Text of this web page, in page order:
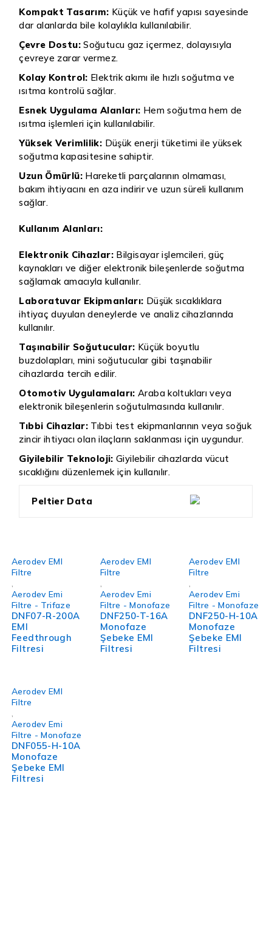
Kompakt Tasarım: Küçük ve hafif yapısı sayesinde
dar alanlarda bile kolaylıkla kullanılabilir.
Çevre Dostu:Soğutucu gaz içermez, dolayısıyla
çevreye zarar vermez.
Kolay Kontrol: Elektrik akımı ile hızlı soğutma ve
ısıtma kontrolü sağlar.
Esnek Uygulama Alanları: Hem soğutma hem de
ısıtma işlemleri için kullanılabilir.
Yüksek Verimlilik: Düşük enerji tüketimi ile yüksek
soğutma kapasitesine sahiptir.
Uzun Ömürlü:Hareketli parçalarının olmaması,
bakım ihtiyacını en aza indirir ve uzun süreli kullanım
sağlar.
Kullanım Alanları:
Elektronik Cihazlar:Bilgisayar işlemcileri, güç
kaynakları ve diğer elektronik bileşenlerde soğutma
sağlamak amacıyla kullanılır.
Laboratuvar Ekipmanları: Düşük sıcaklıklara
ihtiyaç duyulan deneylerde ve analiz cihazlarında
kullanılır.
Taşınabilir Soğutucular: Küçük boyutlu
buzdolapları, mini soğutucular gibi taşınabilir
cihazlarda tercih edilir.
Otomotiv Uygulamaları: Araba koltukları veya
elektronik bileşenlerin soğutulmasında kullanılır.
Tıbbi Cihazlar: Tıbbi test ekipmanlarının veya soğuk
zincir ihtiyacı olan ilaçların saklanması için uygundur.
Giyilebilir Teknoloji: Giyilebilir cihazlarda vücut
sıcaklığını düzenlemek için kullanılır.
Peltier Data
Aerodev EMI
Filtre
Aerodev Emi
Filtre - Trifaze
DNF07-R-200A
EMI
Feedthrough
Filtresi
Aerodev EMI
Filtre
Aerodev Emi
Filtre - Monofaze
DNF250-T-16A
Monofaze
Şebeke EMI
Filtresi
Aerodev EMI
Filtre
Aerodev Emi
Filtre - Monofaze
DNF250-H-10A
Monofaze
Şebeke EMI
Filtresi
Aerodev EMI
Filtre
Aerodev Emi
Filtre - Monofaze
DNF055-H-10A
Monofaze
Şebeke EMI
Filtresi